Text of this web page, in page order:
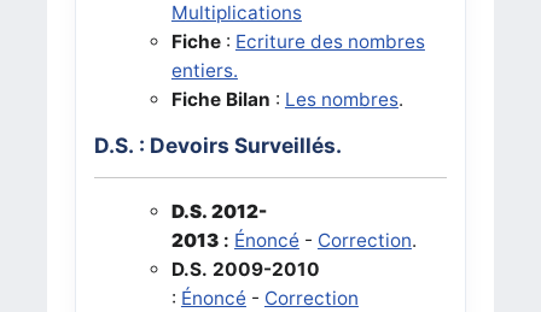
Multiplications
Fiche: Ecriture des nombres
entiers.
Fiche Bilan : Les nombres.
D.S. : Devoirs Surveillés.
D.S. 2012-
2013: Énoncé - Correction.
D.S. 2009-2010
: Énoncé - Correction